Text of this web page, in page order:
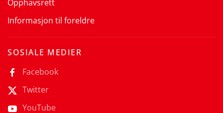
Opphavsrett
Informasjon til foreldre
SOSIALE MEDIER
Facebook
Twitter
YouTube